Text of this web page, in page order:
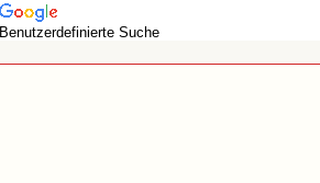
Benutzerdefinierte Suche